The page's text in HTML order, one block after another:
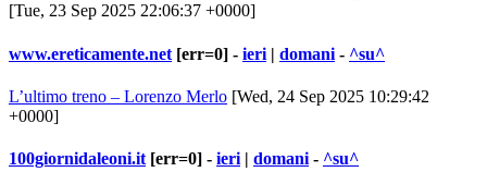
[Tue, 23 Sep 2025 22:06:37 +0000]
www.ereticamente.net [err=0] - ieri | domani - ^su^
L’ultimo treno – Lorenzo Merlo [Wed, 24 Sep 2025 10:29:42
+0000]
100giornidaleoni.it [err=0] - ieri | domani - ^su^